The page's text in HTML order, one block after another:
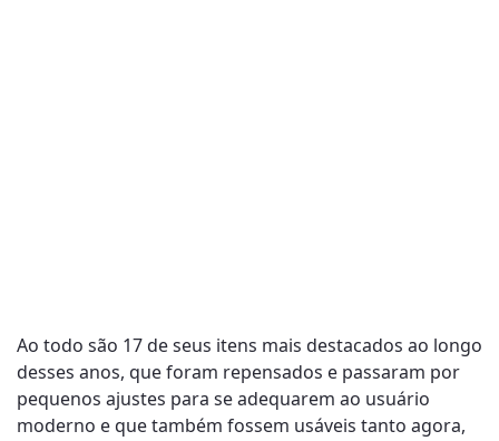
Ao todo são 17 de seus itens mais destacados ao longo
desses anos, que foram repensados e passaram por
pequenos ajustes para se adequarem ​​ao usuário
moderno e que também fossem usáveis ​​tanto agora,